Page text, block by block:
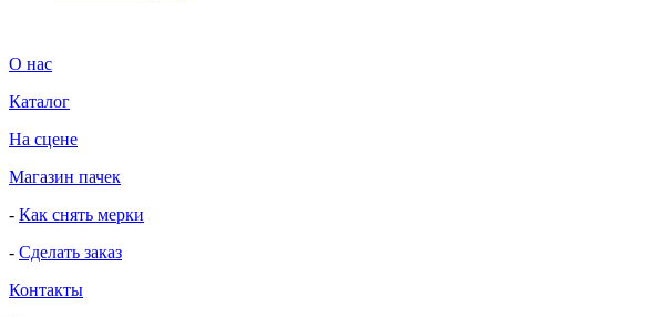
О нас
Каталог
На сцене
Магазин пачек
- Как снять мерки
- Сделать заказ
Контакты